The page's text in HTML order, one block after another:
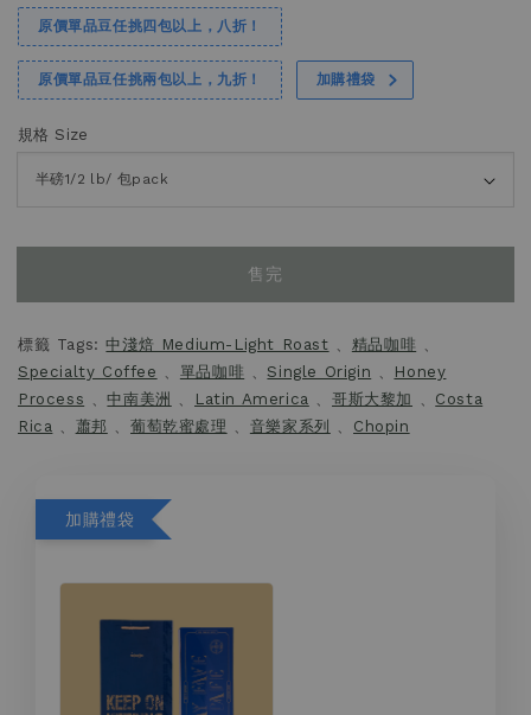
原價單品豆任挑四包以上，八折！
原價單品豆任挑兩包以上，九折！ 加購禮袋
規格 Size
售完
標籤 Tags:中淺焙 Medium-Light Roast 、 精品咖啡 、
Specialty Coffee 、 單品咖啡 、 Single Origin 、
Honey
Process 、中南美洲 、 Latin America 、哥斯大黎加 、 Costa
Rica 、 蕭邦 、葡萄乾蜜處理 、 音樂家系列 、 Chopin
加購禮袋